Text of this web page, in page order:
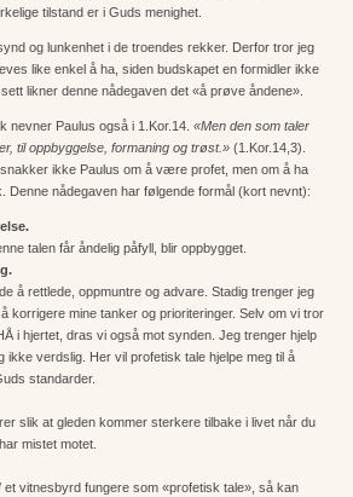
tilstand er i Guds menighet.
og lunkenhet i de troendes rekker. Derfor tror jeg
like enkel å ha, siden budskapet en formidler ikke
likner denne nådegaven det «å prøve åndene».
nevner Paulus også i 1.Kor.14. «Men den som taler
til oppbyggelse, formaning og trøst.» (1.Kor.14,3).
ikke Paulus om å være profet, men om å ha
Denne nådegaven har følgende formål (kort nevnt):
talen får åndelig påfyll, blir oppbygget.
å rettlede, oppmuntre og advare. Stadig trenger jeg
korrigere mine tanker og prioriteringer. Selv om vi tror
i hjertet, dras vi også mot synden. Jeg trenger hjelp
ikke verdslig. Her vil profetisk tale hjelpe meg til å
standarder.
slik at gleden kommer sterkere tilbake i livet når du
mistet motet.
et vitnesbyrd fungere som «profetisk tale», så kan